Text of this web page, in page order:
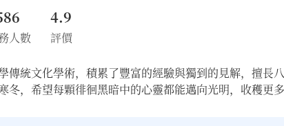
人數 評價
4.9
傳統文化學術，積累了豐富的經驗與獨到的見解，擅長
冬，希望每顆徘徊黑暗中的心靈都能邁向光明，收穫更